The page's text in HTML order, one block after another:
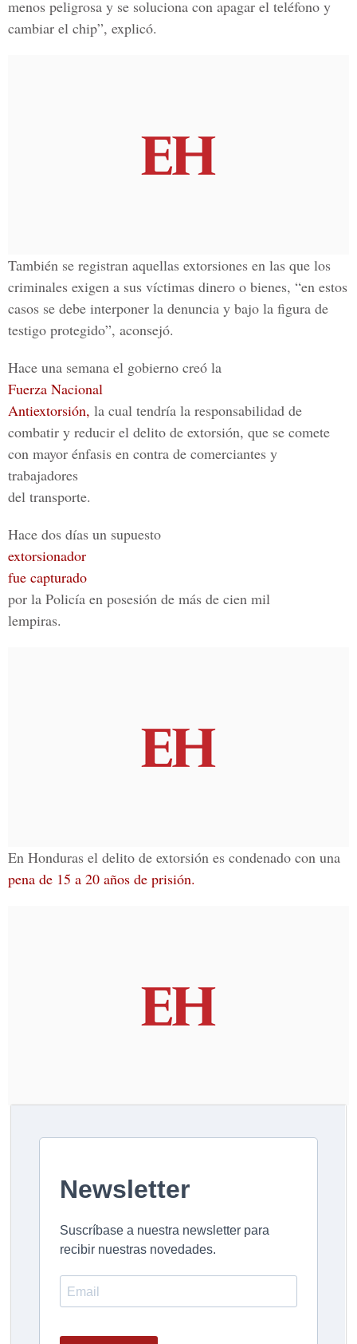
menos peligrosa y se soluciona con apagar el teléfono y
cambiar el chip”, explicó.
También se registran aquellas extorsiones en las que los
criminales exigen a sus víctimas dinero o bienes, “en estos
casos se debe interponer la denuncia y bajo la figura de
testigo protegido”, aconsejó.
Hace una semana el gobierno creó la
Fuerza Nacional
Antiextorsión, la cual tendría la responsabilidad de
combatir y reducir el delito de extorsión, que se comete
con mayor énfasis en contra de comerciantes y
trabajadores
del transporte.
Hace dos días un supuesto
extorsionador
fue capturado
por la Policía en posesión de más de cien mil
lempiras.
En Honduras el delito de extorsión es condenado con una
pena de 15 a 20 años de prisión.